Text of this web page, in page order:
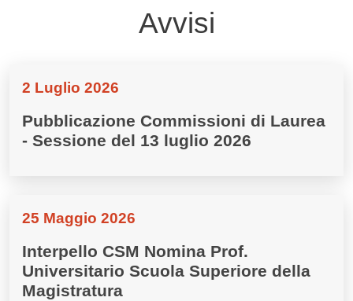
Avvisi
2 Luglio 2026
Pubblicazione Commissioni di Laurea
- Sessione del 13 luglio 2026
25 Maggio 2026
Interpello CSM Nomina Prof.
Universitario Scuola Superiore della
Magistratura